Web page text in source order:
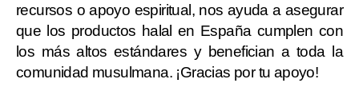
recursos o apoyo espiritual, nos ayuda a asegurar
que los productos halal en España cumplen con
los más altos estándares y benefician a toda la
comunidad musulmana. ¡Gracias por tu apoyo!